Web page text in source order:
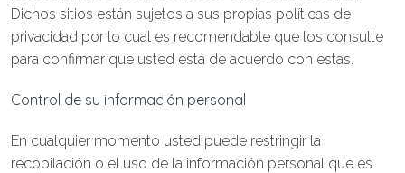
Dichos sitios están sujetos a sus propias políticas de
privacidad por lo cual es recomendable que los consulte
para confirmar que usted está de acuerdo con estas.
Control de su información personal
En cualquier momento usted puede restringir la
recopilación o el uso de la información personal que es